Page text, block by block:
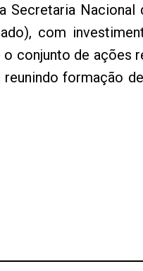
Nacional
com
conjunto de ações
formação